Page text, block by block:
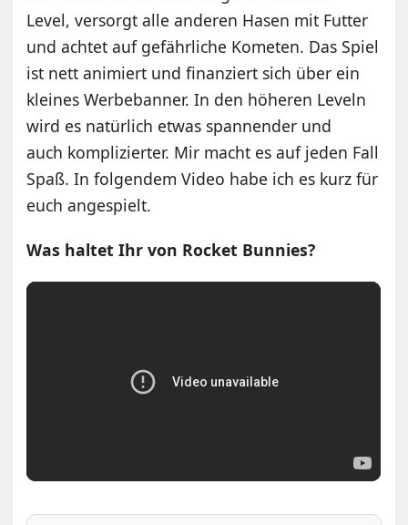
Level, versorgt alle anderen Hasen mit Futter
und achtet auf gefährliche Kometen. Das Spiel
ist nett animiert und finanziert sich über ein
kleines Werbebanner. In den höheren Leveln
wird es natürlich etwas spannender und
auch komplizierter. Mir macht es auf jeden Fall
Spaß. In folgendem Video habe ich es kurz für
euch angespielt.
Was haltet Ihr von Rocket Bunnies?